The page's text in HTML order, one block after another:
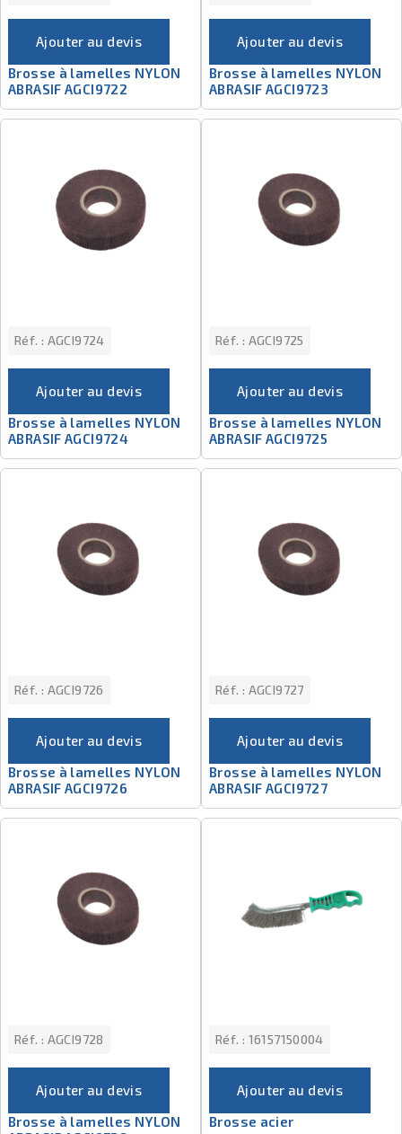
Ajouter au devis
Brosse à lamelles NYLON
ABRASIF AGCI9722
Ajouter au devis
Brosse à lamelles NYLON
ABRASIF AGCI9723
Réf. : AGCI9724
Ajouter au devis
Brosse à lamelles NYLON
ABRASIF AGCI9724
Réf. : AGCI9725
Ajouter au devis
Brosse à lamelles NYLON
ABRASIF AGCI9725
Réf. : AGCI9726
Ajouter au devis
Brosse à lamelles NYLON
ABRASIF AGCI9726
Réf. : AGCI9727
Ajouter au devis
Brosse à lamelles NYLON
ABRASIF AGCI9727
Réf. : AGCI9728
Ajouter au devis
Brosse à lamelles NYLON
Réf. : 16157150004
Ajouter au devis
Brosse acier